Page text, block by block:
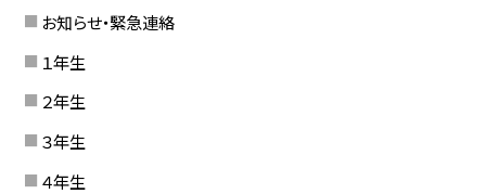
お知らせ・緊急連絡
１年生
２年生
３年生
４年生